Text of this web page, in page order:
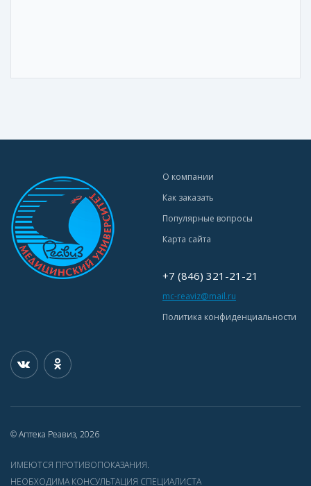
О компании
Как заказать
Популярные вопросы
Карта сайта
+7 (846) 321-21-21
mc-reaviz@mail.ru
Политика конфиденциальности
© Аптека Реавиз, 2026
ИМЕЮТСЯ ПРОТИВОПОКАЗАНИЯ.
НЕОБХОДИМА КОНСУЛЬТАЦИЯ СПЕЦИАЛИСТА